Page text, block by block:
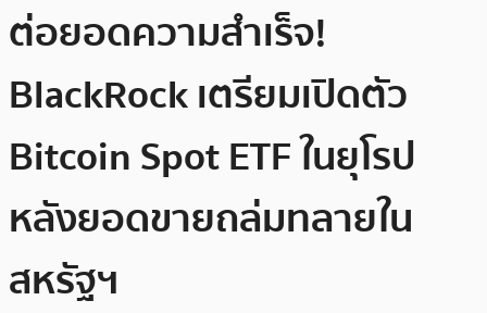
ต่อยอดความสำเร็จ!
BlackRock เตรียมเปิดตัว
Bitcoin Spot ETF ในยุโรป
หลังยอดขายถล่มทลายใน
สหรัฐฯ